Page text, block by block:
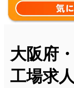
大阪府
工場求